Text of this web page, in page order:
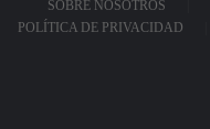
SOBRE NOSOTROS
POLÍTICA DE PRIVACIDAD